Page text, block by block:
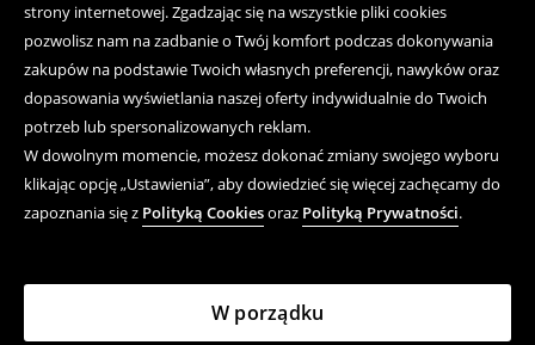
strony internetowej. Zgadzając się na wszystkie pliki cookies
pozwolisz nam na zadbanie o Twój komfort podczas dokonywania
zakupów na podstawie Twoich własnych preferencji, nawyków oraz
dopasowania wyświetlania naszej oferty indywidualnie do Twoich
potrzeb lub spersonalizowanych reklam.
W dowolnym momencie, możesz dokonać zmiany swojego wyboru
klikając opcję „Ustawienia”, aby dowiedzieć się więcej zachęcamy do
zapoznania się z Polityką Cookiesoraz Polityką Prywatności.
W porządku